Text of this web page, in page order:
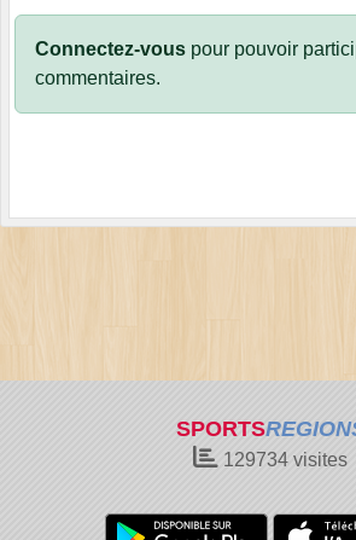
Connectez-vous pour pouvoir
commentaires.
SPORTS
129734 visites